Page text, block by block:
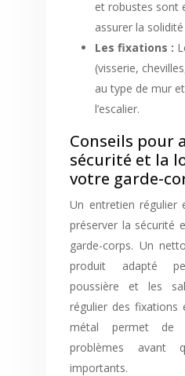
et robustes sont
assurer la
Les fixations :
(visserie,
au type de mur
l’escalier.
Conseils pour
sécurité et la
votre garde-
Un entretien régulier
préserver la sécurité
garde-corps. Un
produit adapté
poussière et les
régulier des fixations
métal permet de
problèmes avant
importants.